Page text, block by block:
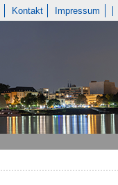
Kontakt Impressum